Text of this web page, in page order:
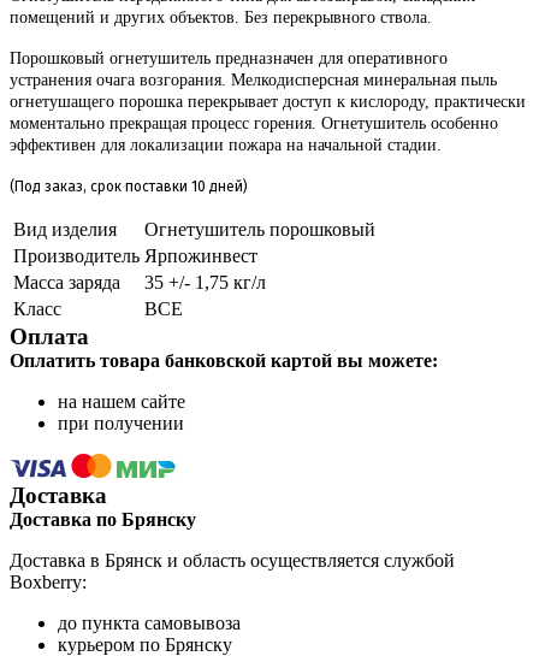
помещений и других объектов. Без перекрывного ствола.
Порошковый огнетушитель предназначен для оперативного
устранения очага возгорания. Мелкодисперсная минеральная пыль
огнетушащего порошка перекрывает доступ к кислороду, практически
моментально прекращая процесс горения. Огнетушитель особенно
эффективен для локализации пожара на начальной стадии.
(Под заказ, срок поставки 10 дней)
Вид изделия
Огнетушитель порошковый
Производитель Ярпожинвест
Масса заряда
35 +/- 1,75 кг/л
Класс
ВСЕ
Оплата
Оплатить товара банковской картой вы можете:
на нашем сайте
при получении
Доставка
Доставка по Брянску
Доставка в Брянск и область осуществляется службой
Boxberry:
до пункта самовывоза
курьером по Брянску